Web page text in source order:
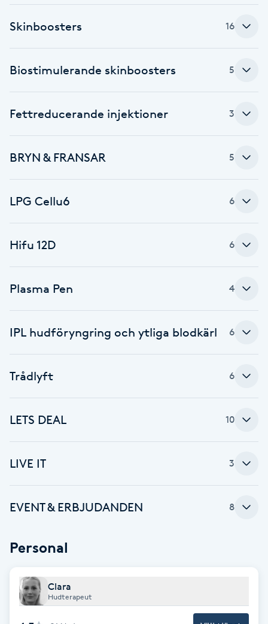
Färgning
Gelenaglar
Gellack
Gravidmassage
Gruppträning
Hatha Yoga
Herrklippning
HIFU
Hot yoga
Skinboosters 16
Biostimulerande skinboosters 5
Fettreducerande injektioner 3
BRYN & FRANSAR 5
LPG Cellu6 6
Hifu 12D 6
Plasma Pen 4
IPL hudföryngring och ytliga blodkärl 6
Trådlyft 6
LETS DEAL 10
LIVE IT 3
EVENT & ERBJUDANDEN 8
Personal
Clara
Hudterapeut